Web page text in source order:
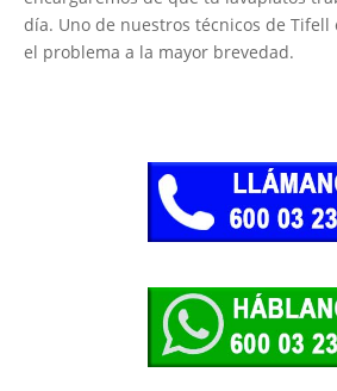
día. Uno de nuestros técnicos de
el problema a la mayor brevedad.